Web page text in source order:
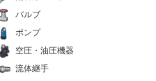
バルブ
ポンプ
空圧・油圧機器
流体継手